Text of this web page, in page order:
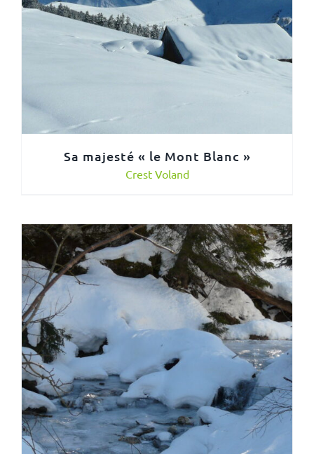
Sa majesté « le Mont Blanc »
Crest Voland